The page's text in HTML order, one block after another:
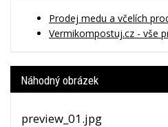
Prodej medu a včelích
Vermikompostuj.cz - vše
Náhodný obrázek
preview_01.jpg